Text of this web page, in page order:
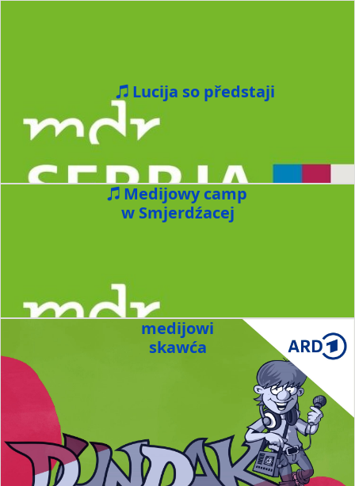
Lucija so předstaji
Medijowy camp
w Smjerdźacej
medijowi
skawća